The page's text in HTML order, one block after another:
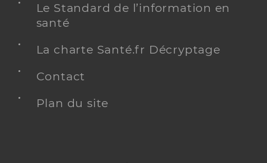
Le Standard de l’information en
santé
La charte Santé.fr Décryptage
Contact
Plan du site